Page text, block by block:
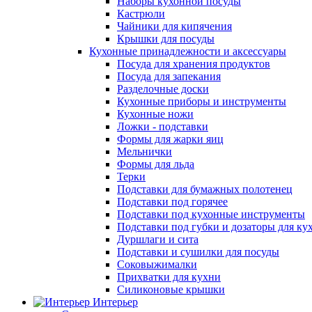
Кастрюли
Чайники для кипячения
Крышки для посуды
Кухонные принадлежности и аксессуары
Посуда для хранения продуктов
Посуда для запекания
Разделочные доски
Кухонные приборы и инструменты
Кухонные ножи
Ложки - подставки
Формы для жарки яиц
Мельнички
Формы для льда
Терки
Подставки для бумажных полотенец
Подставки под горячее
Подставки под кухонные инструменты
Подставки под губки и дозаторы для
Дуршлаги и сита
Подставки и сушилки для посуды
Соковыжималки
Прихватки для кухни
Силиконовые крышки
Интерьер